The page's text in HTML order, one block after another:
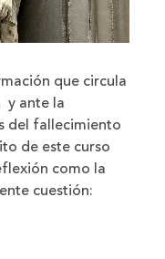
que circula
y ante la
del fallecimiento
de este curso
como la
cuestión: